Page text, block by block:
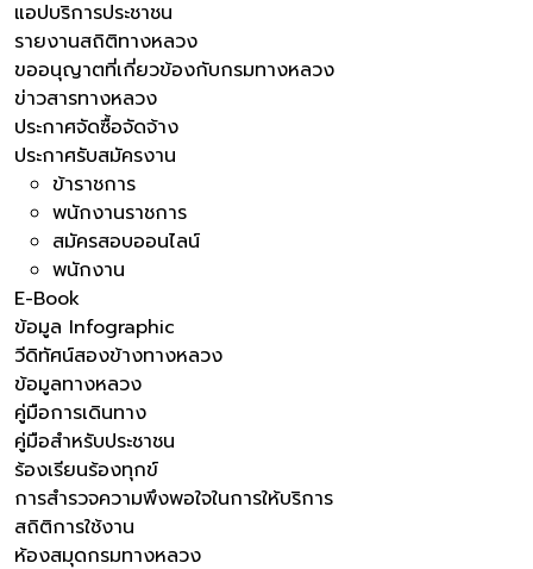
แอปบริการประชาชน
รายงานสถิติทางหลวง
ขออนุญาตที่เกี่ยวข้องกับกรมทางหลวง
ข่าวสารทางหลวง
ประกาศจัดซื้อจัดจ้าง
ประกาศรับสมัครงาน
ข้าราชการ
พนักงานราชการ
สมัครสอบออนไลน์
พนักงาน
E-Book
ข้อมูล Infographic
วีดิทัศน์สองข้างทางหลวง
ข้อมูลทางหลวง
คู่มือการเดินทาง
คู่มือสำหรับประชาชน
ร้องเรียนร้องทุกข์
การสำรวจความพึงพอใจในการให้บริการ
สถิติการใช้งาน
ห้องสมุดกรมทางหลวง